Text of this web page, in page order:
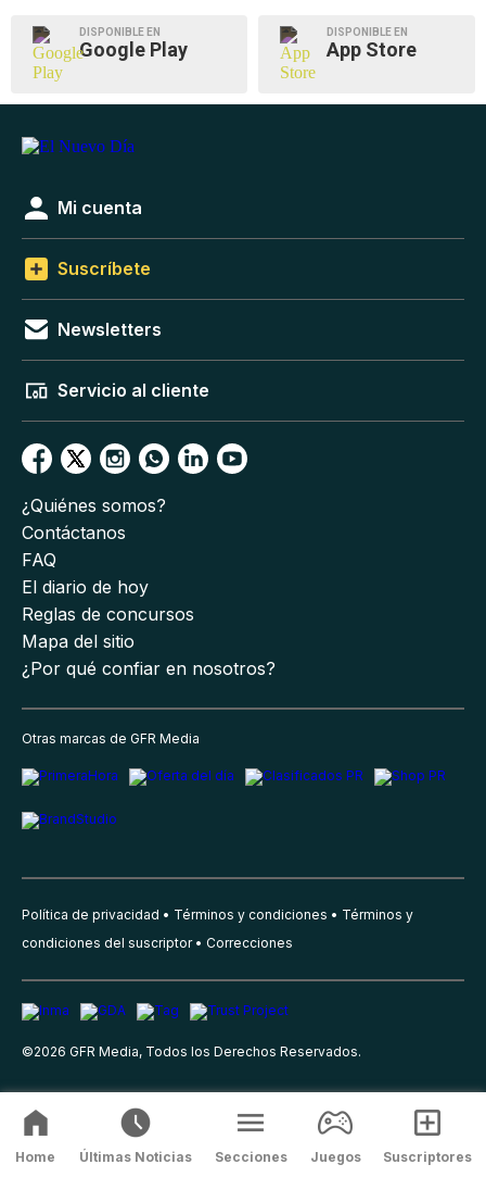
DISPONIBLE EN
Google Play
DISPONIBLE EN
App Store
Mi cuenta
Suscríbete
Newsletters
Servicio al cliente
¿Quiénes somos?
Contáctanos
FAQ
El diario de hoy
Reglas de concursos
Mapa del sitio
¿Por qué confiar en nosotros?
Otras marcas de GFR Media
Política de privacidad Términos y condiciones
Términos y
condiciones del suscriptor
Correcciones
©2026 GFR Media, Todos los Derechos Reservados.
Home Últimas Noticias Secciones Juegos Suscriptores